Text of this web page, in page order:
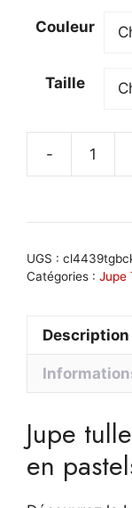
Couleur
Taille
-
UGS :
Catégories : Jupe
Description
Jupe
en